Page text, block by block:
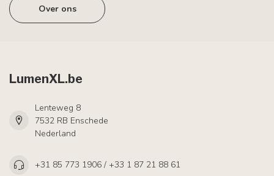
Over ons
LumenXL.be
Lenteweg 8
7532 RB Enschede
Nederland
+31 85 773 1906 / +33 1 87 21 88 61